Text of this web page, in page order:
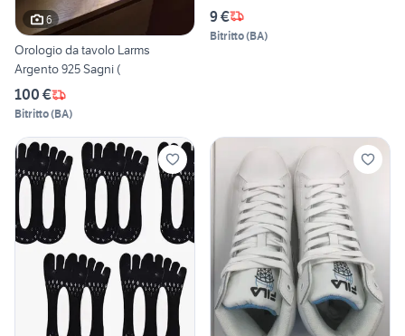
6
Orologio da tavolo Larms
Argento 925 Sagni (
100 €
Bitritto(BA)
9 €
Bitritto(BA)